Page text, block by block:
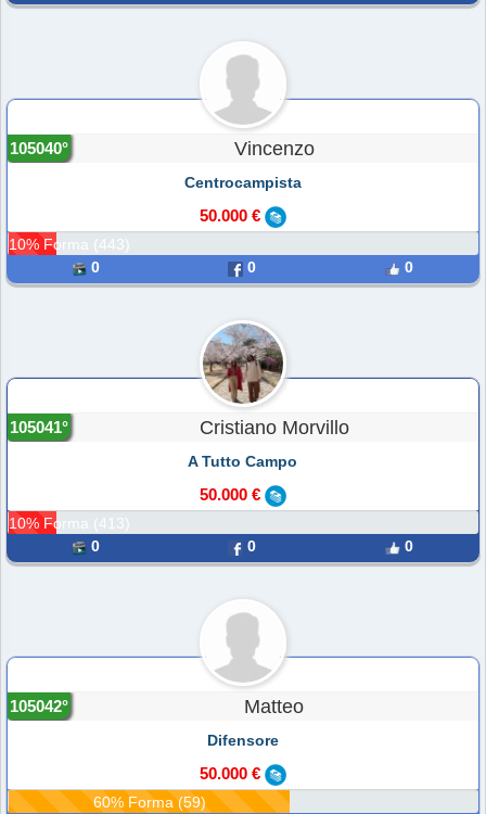
Vincenzo
105040°
Centrocampista
50.000 €
10% Forma (443)
0
0 0
Cristiano Morvillo
105041°
A Tutto Campo
50.000 €
10% Forma (413)
0
0 0
Matteo
105042°
Difensore
50.000 €
60% Forma (59)